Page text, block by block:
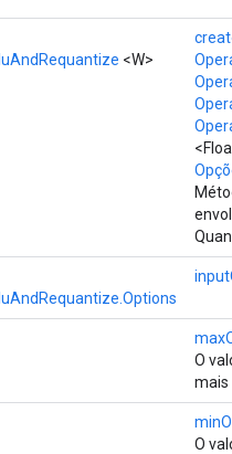
<W>
O
mais
O